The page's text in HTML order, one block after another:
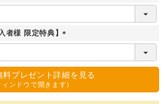
(
須
者様 限定特典】
(
須
)
プレゼント詳細を見る
ィンドウで開きます）